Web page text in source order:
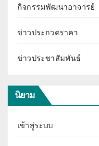
กิจกรรมพัฒนาอาจารย์
ข่าวประกวดราคา
ข่าวประชาสัมพันธ์
นิยาม
เข้าสู่ระบบ